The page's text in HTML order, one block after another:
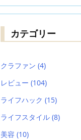
カテゴリー
クラファン (4)
レビュー (104)
ライフハック (15)
ライフスタイル (8)
美容 (10)